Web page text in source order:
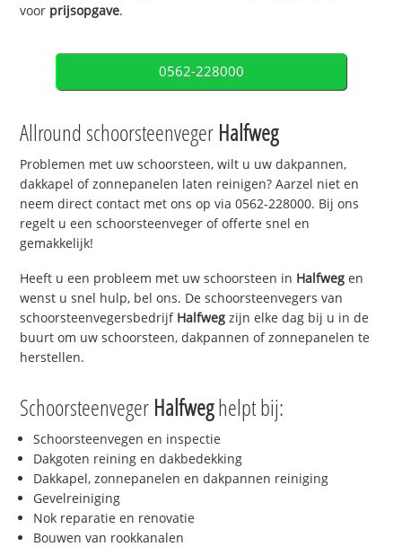
voor prijsopgave.
0562-228000
Allround schoorsteenveger Halfweg
Problemen met uw schoorsteen, wilt u uw dakpannen,
dakkapel of zonnepanelen laten reinigen? Aarzel niet en
neem direct contact met ons op via 0562-228000. Bij ons
regelt u een schoorsteenveger of offerte snel en
gemakkelijk!
Heeft u een probleem met uw schoorsteen in Halfweg en
wenst u snel hulp, bel ons. De schoorsteenvegers van
schoorsteenvegersbedrijf Halfweg zijn elke dag bij u in de
buurt om uw schoorsteen, dakpannen of zonnepanelen te
herstellen.
Schoorsteenveger Halfweghelpt bij:
Schoorsteenvegen en inspectie
Dakgoten reining en dakbedekking
Dakkapel, zonnepanelen en dakpannen reiniging
Gevelreiniging
Nok reparatie en renovatie
Bouwen van rookkanalen